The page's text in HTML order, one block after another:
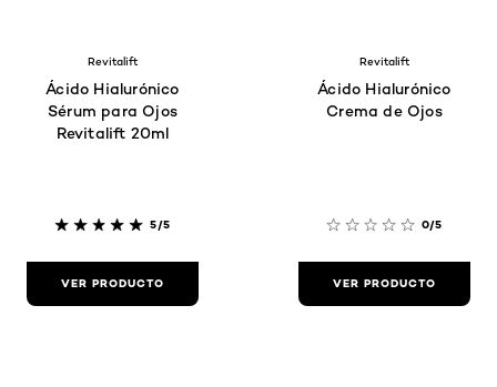
Revitalift
Ácido Hialurónico
Sérum para Ojos
Revitalift 20ml
5/5
VER PRODUCTO
Revitalift
Ácido Hialurónico
Crema de Ojos
0/5
VER PRODUCTO